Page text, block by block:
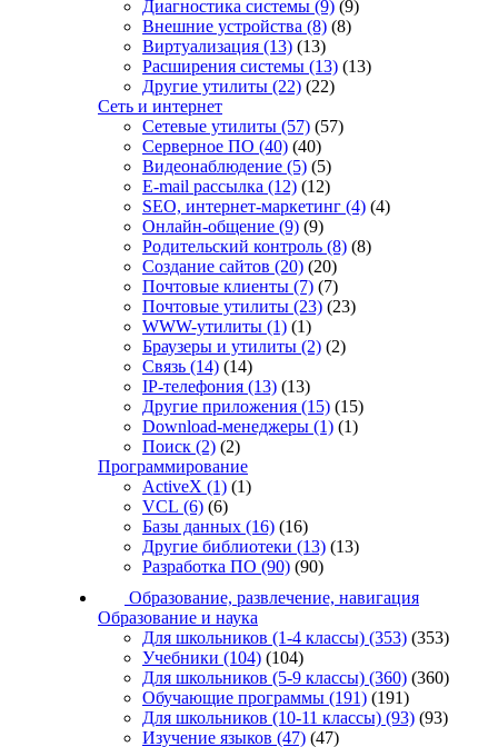
Диагностика системы (9) (9)
Внешние устройства (8) (8)
Виртуализация (13) (13)
Расширения системы (13) (13)
Другие утилиты (22) (22)
Сеть и интернет
Сетевые утилиты (57) (57)
Серверное ПО (40) (40)
Видеонаблюдение (5) (5)
E-mail рассылка (12) (12)
SEO, интернет-маркетинг (4) (4)
Онлайн-общение (9) (9)
Родительский контроль (8) (8)
Создание сайтов (20) (20)
Почтовые клиенты (7) (7)
Почтовые утилиты (23) (23)
WWW-утилиты (1) (1)
Браузеры и утилиты (2) (2)
Связь (14) (14)
IP-телефония (13) (13)
Другие приложения (15) (15)
Download-менеджеры (1) (1)
Поиск (2) (2)
Программирование
ActiveX (1) (1)
VCL (6) (6)
Базы данных (16) (16)
Другие библиотеки (13) (13)
Разработка ПО (90) (90)
Образование, развлечение, навигация
Образование и наука
Для школьников (1-4 классы) (353) (353)
Учебники (104) (104)
Для школьников (5-9 классы) (360) (360)
Обучающие программы (191) (191)
Для школьников (10-11 классы) (93) (93)
Изучение языков (47) (47)